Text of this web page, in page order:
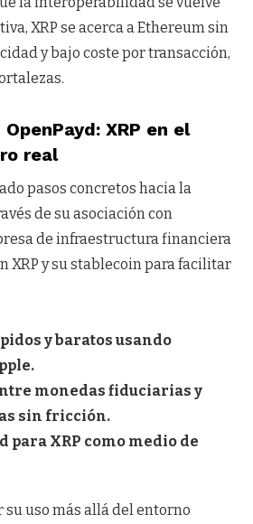
XRP se acerca a Ethereum sin
y bajo coste por transacción,
XRP en el
real
pasos concretos hacia la
de su asociación con
de infraestructura financiera
XRP y su stablecoin para facilitar
y baratos usando
monedas fiduciarias y
sin fricción.
para XRP como medio de
uso más allá del entorno